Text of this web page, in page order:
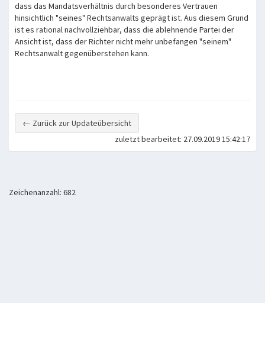
dass das Mandatsverhältnis durch besonderes Vertrauen
hinsichtlich "seines" Rechtsanwalts geprägt ist. Aus diesem Grund
ist es rational nachvollziehbar, dass die ablehnende Partei der
Ansicht ist, dass der Richter nicht mehr unbefangen "seinem"
Rechtsanwalt gegenüberstehen kann.
← Zurück zur Updateübersicht
zuletzt bearbeitet: 27.09.2019 15:42:17
Zeichenanzahl: 682